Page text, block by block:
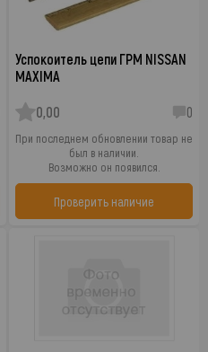
Успокоитель цепи ГРМ NISSAN
MAXIMA
0,00 0
При последнем обновлении товар не
был в наличии.
Возможно он появился.
Проверить наличие